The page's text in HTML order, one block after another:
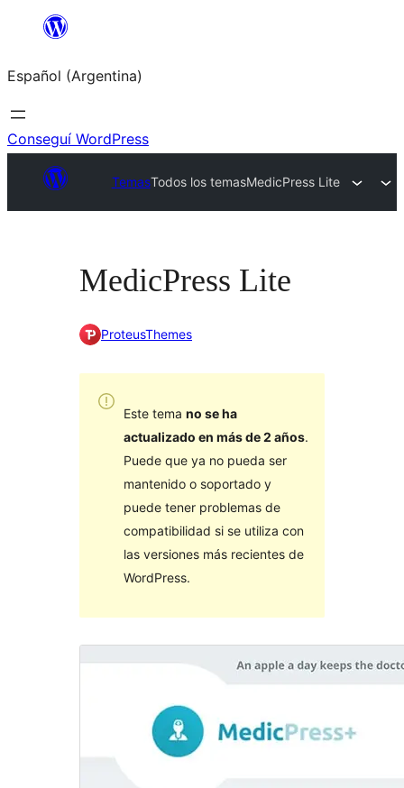
Saltar
contenido
Español (Argentina)
Conseguí WordPress
TemasTodos los temasMedicPress Lite
MedicPress Lite
ProteusThemes
Este tema no se ha
actualizado en más de 2 años.
Puede que ya no pueda ser
mantenido o soportado y
puede tener problemas de
compatibilidad si se utiliza con
las versiones más recientes de
WordPress.